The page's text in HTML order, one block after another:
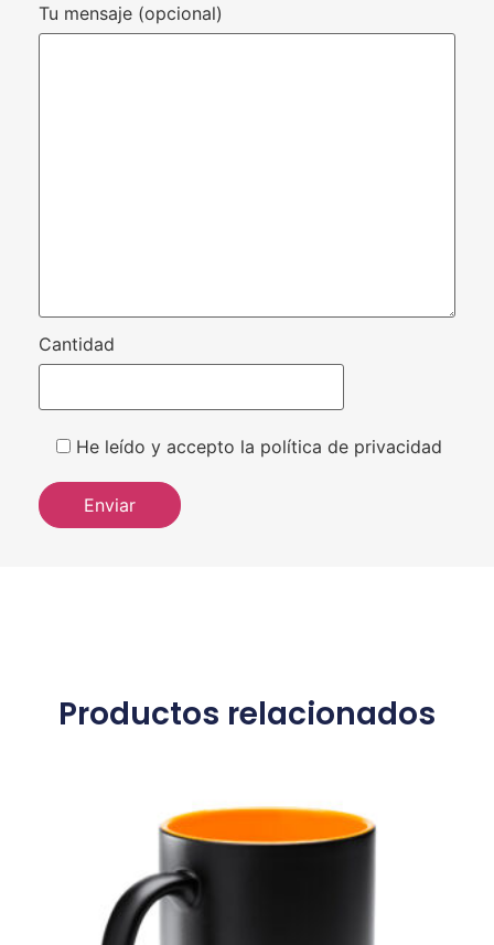
Tu mensaje (opcional)
Cantidad
He leído y accepto la política de privacidad
Productos relacionados